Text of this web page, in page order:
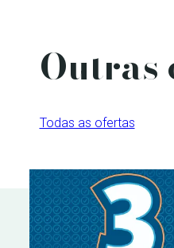
Outras
Todas as ofertas